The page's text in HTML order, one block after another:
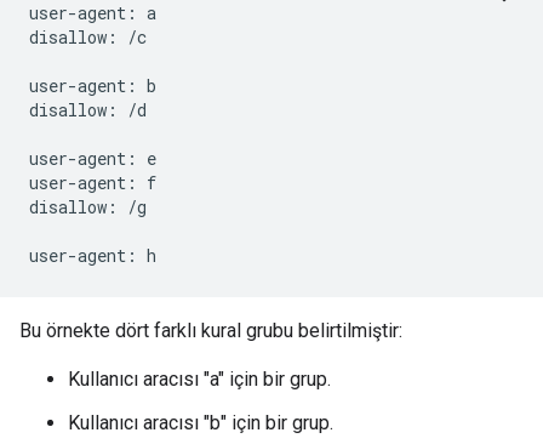
user-agent: a
disallow: /c
user-agent: b
disallow: /d
user-agent: e
user-agent: f
disallow: /g
Bu örnekte dört farklı kural grubu belirtilmiştir:
Kullanıcı aracısı "a" için bir grup.
Kullanıcı aracısı "b" için bir grup.